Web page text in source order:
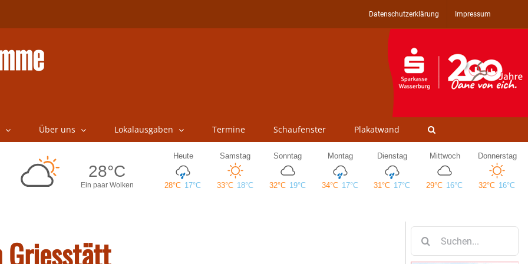
Datenschutzerklärung Impressum
Über uns Lokalausgaben Termine Schaufenster Plakatwand
Griesstätt
nach: